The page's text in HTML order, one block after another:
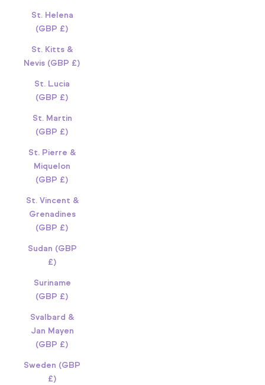
St. Helena
(GBP £)
St. Kitts &
Nevis (GBP £)
St. Lucia
(GBP £)
St. Martin
(GBP £)
St. Pierre &
Miquelon
(GBP £)
St. Vincent &
Grenadines
(GBP £)
Sudan (GBP
£)
Suriname
(GBP £)
Svalbard &
Jan Mayen
(GBP £)
Sweden (GBP
£)